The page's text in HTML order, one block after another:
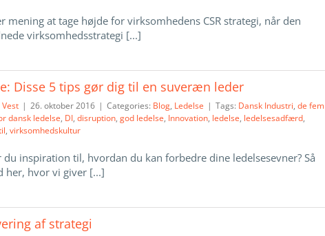
mening at tage højde for virksomhedens CSR strategi, når den
virksomhedsstrategi [...]
Disse 5 tips gør dig til en suveræn leder
| 26. oktober 2016 | Categories: Blog, Ledelse | Tags: Dansk Industri, de fem
dansk ledelse, DI, disruption, god ledelse, Innovation, ledelse, ledelsesadfærd,
, virksomhedskultur
du inspiration til, hvordan du kan forbedre dine ledelsesevner? Så
her, hvor vi giver [...]
af strategi